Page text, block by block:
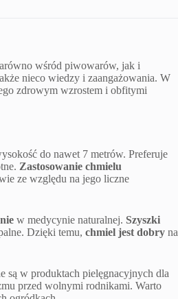
wśród piwowarów, jak i
nieco wiedzy i zaangażowania. W
zdrowym wzrostem i obfitymi
do nawet 7 metrów. Preferuje
Zastosowanie chmielu
ze względu na jego liczne
w medycynie naturalnej. Szyszki
Dzięki temu, chmiel jest dobry na
są w produktach pielęgnacyjnych dla
przed wolnymi rodnikami. Warto